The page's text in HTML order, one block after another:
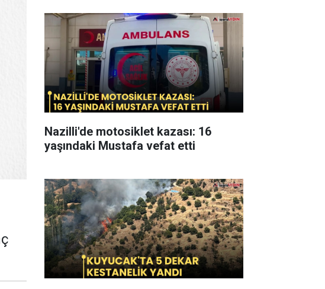
Nazilli'de motosiklet kazası: 16
yaşındaki Mustafa vefat etti